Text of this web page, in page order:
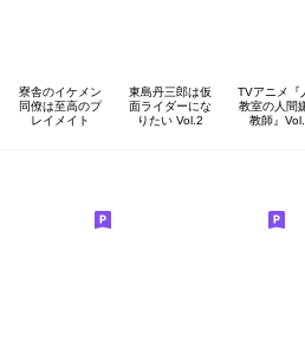
寮舎のイケメン
同僚は至高のプ
レイメイト
東島丹三郎は仮
面ライダーにな
りたい Vol.2
TVアニメ『
教室の人間
教師』